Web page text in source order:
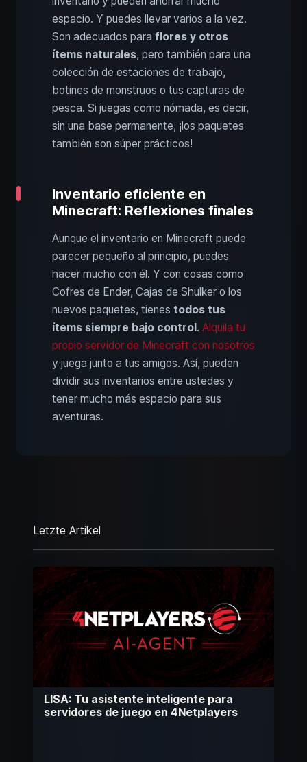
espacio. Y puedes llevar varios a la vez.
Son adecuados para flores y otros
ítems naturales, pero también para una
colección de estaciones de trabajo,
botines de monstruos o tus capturas de
pesca. Si juegas como nómada, es decir,
sin una base permanente, ¡los paquetes
también son súper prácticos!
Inventario eficiente en
Minecraft: Reflexiones finales
Aunque el inventario en Minecraft puede
parecer pequeño al principio, puedes
hacer mucho con él. Y con cosas como
Cofres de Ender, Cajas de Shulker o los
nuevos paquetes, tienes todos tus
ítems siempre bajo control. Alquila tu
propio servidor de Minecraft con nosotros
y juega junto a tus amigos. Así, pueden
dividir sus inventarios entre ustedes y
tener mucho más espacio para sus
aventuras.
Letzte Artikel
LISA: Tu asistente inteligente para
servidores de juego en 4Netplayers